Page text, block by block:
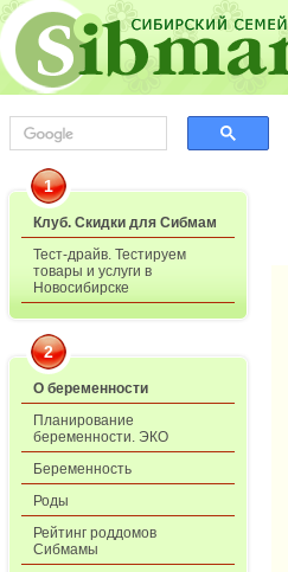
1
Клуб. Скидки для Сибмам
Тест-драйв. Тестируем
товары и услуги в
Новосибирске
2
О беременности
Планирование
беременности. ЭКО
Беременность
Роды
Рейтинг роддомов
Сибмамы